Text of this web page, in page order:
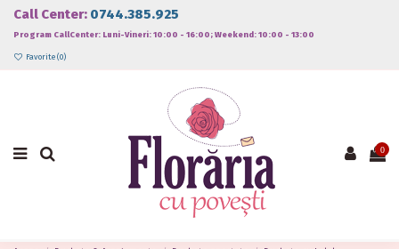
Call Center: 0744.385.925
Program CallCenter: Luni-Vineri: 10:00 - 16:00; Weekend: 10:00 - 13:00
Favorite (0)
0